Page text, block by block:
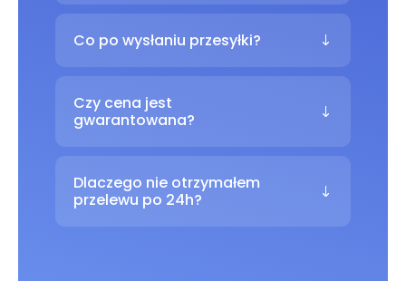
Co po wysłaniu przesyłki?
Czy cena jest
gwarantowana?
Dlaczego nie otrzymałem
przelewu po 24h?